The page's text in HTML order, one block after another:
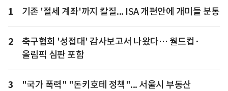
1 기존 '절세 계좌'까지 칼질... ISA 개편안에 개미들 분통
2
축구협회 '성접대' 감사보고서 나왔다… 월드컵·
올림픽 심판 포함
3
"국가 폭력" "돈키호테 정책"... 서울시 부동산